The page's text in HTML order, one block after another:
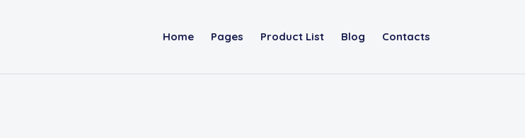
Home Pages Product List Blog Contacts